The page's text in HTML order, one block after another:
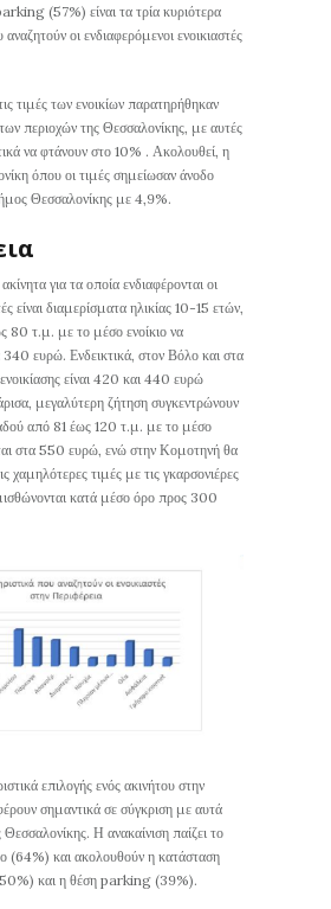
(57%) είναι τα τρία κυριότερα
οι ενδιαφερόμενοι ενοικιαστές
τιμές των ενοικίων παρατηρήθηκαν
περιοχών της Θεσσαλονίκης, με αυτές
να φτάνουν στο 10% . Ακολουθεί, η
όπου οι τιμές σημείωσαν άνοδο
Θεσσαλονίκης με 4,9%.
για τα οποία ενδιαφέρονται οι
είναι διαμερίσματα ηλικίας 10-15 ετών,
80 τ.μ. με το μέσο ενοίκιο να
ευρώ. Ενδεικτικά, στον Βόλο και στα
είναι 420 και 440 ευρώ
μεγαλύτερη ζήτηση συγκεντρώνουν
από 81 έως 120 τ.μ. με το μέσο
στα 550 ευρώ, ενώ στην Κομοτηνή θα
χαμηλότερες τιμές με τις γκαρσονιέρες
κατά μέσο όρο προς 300
επιλογής ενός ακινήτου στην
σημαντικά σε σύγκριση με αυτά
Θεσσαλονίκης. Η ανακαίνιση παίζει το
(64%) και ακολουθούν η κατάσταση
και η θέση parking (39%).